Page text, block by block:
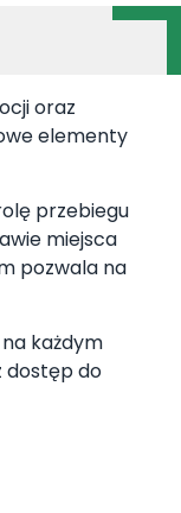
oraz
elementy
przebiegu
miejsca
pozwala na
każdym
dostęp do